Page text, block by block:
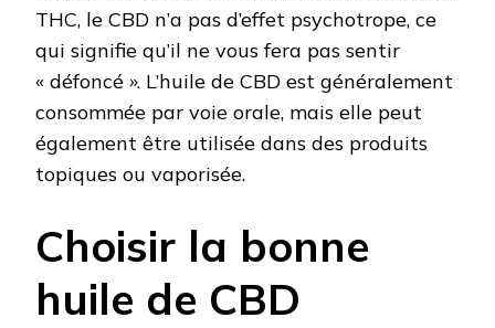
THC, le CBD n’a pas d’effet psychotrope, ce
qui signifie qu’il ne vous fera pas sentir
« défoncé ». L’huile de CBD est généralement
consommée par voie orale, mais elle peut
également être utilisée dans des produits
topiques ou vaporisée.
Choisir la bonne
huile de CBD